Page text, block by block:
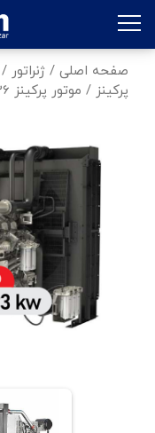
صفحه اصلی / ژنراتور /
پرکینز / موتور پرکینز 526 اسب بخار - 2206A-E13TAG3